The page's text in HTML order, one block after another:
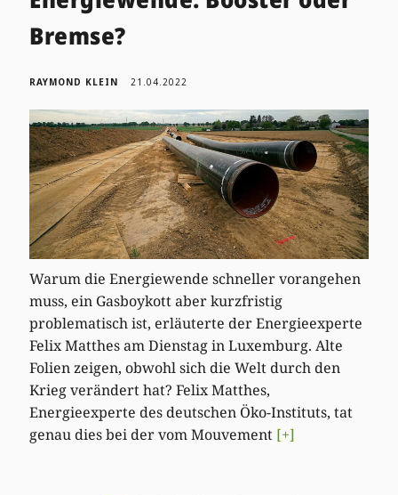
Bremse?
RAYMOND KLEIN 21.04.2022
Warum die Energiewende schneller vorangehen
muss, ein Gasboykott aber kurzfristig
problematisch ist, erläuterte der Energieexperte
Felix Matthes am Dienstag in Luxemburg. Alte
Folien zeigen, obwohl sich die Welt durch den
Krieg verändert hat? Felix Matthes,
Energieexperte des deutschen Öko-Instituts, tat
genau dies bei der vom Mouvement [+]